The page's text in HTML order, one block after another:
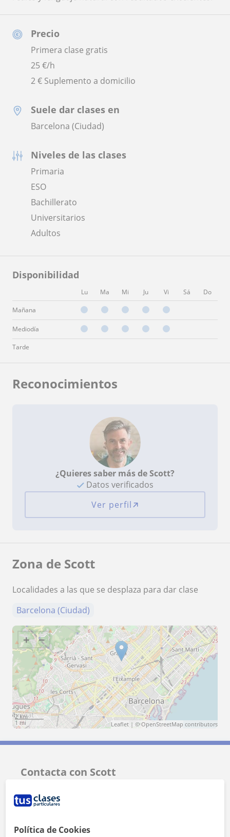
Precio
Primera clase gratis
25€/h
2 € Suplemento a domicilio
Suele dar clases en
Barcelona (Ciudad)
Niveles de las clases
Primaria
ESO
Bachillerato
Universitarios
Adultos
Disponibilidad
Lu Ma Mi Ju Vi Sá Do
Mañana
Mediodía
Tarde
Reconocimientos
¿Quieres saber más de Scott?
Datos verificados
Ver perfil
Zona de Scott
Localidades a las que se desplaza para dar clase
Barcelona (Ciudad)
+ −
2 km
1 mi
Leaflet | ©OpenStreetMap contributors
Contacta con Scott
Tarifa
1ª clase gratis
Política de Cookies